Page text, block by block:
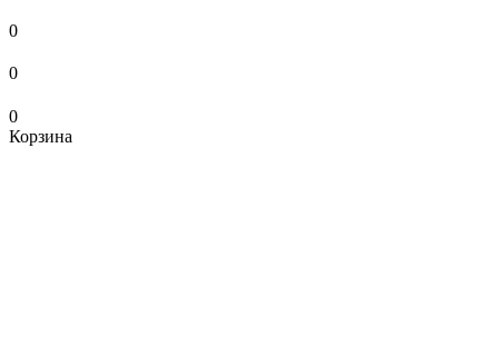
0
0
0
Корзина